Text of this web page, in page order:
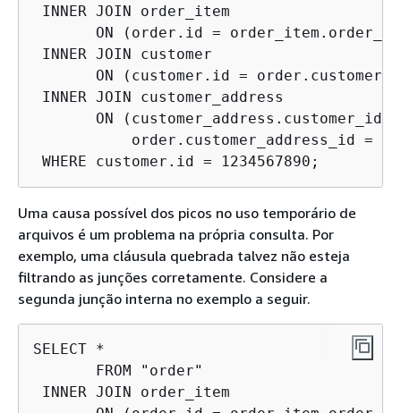
INNER JOIN order_item
ON (order.id =
INNER JOIN customer
ON (customer.id =
INNER JOIN customer_address
ON (customer_address.customer_id
order.customer_address_id =
WHERE customer.id = 1234567890;
Uma causa possível dos picos no uso temporário de
arquivos é um problema na própria consulta. Por
exemplo, uma cláusula quebrada talvez não esteja
filtrando as junções corretamente. Considere a
segunda junção interna no exemplo a seguir.
SELECT *
       FROM "order"
INNER JOIN order_item